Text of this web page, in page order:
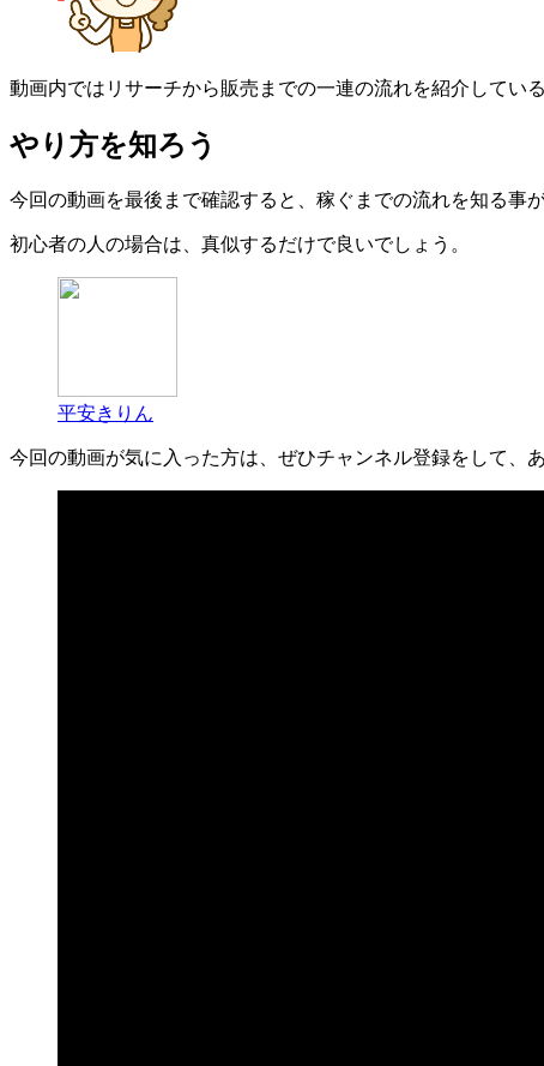
動画内ではリサーチから販売までの一連の流れを紹介してい
やり方を知ろう
今回の動画を最後まで確認すると、稼ぐまでの流れを知る事
初心者の人の場合は、真似するだけで良いでしょう。
平安きりん
今回の動画が気に入った方は、ぜひチャンネル登録をして、